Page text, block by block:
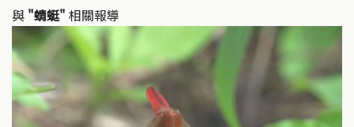
與 "蜻蜓" 相關報導